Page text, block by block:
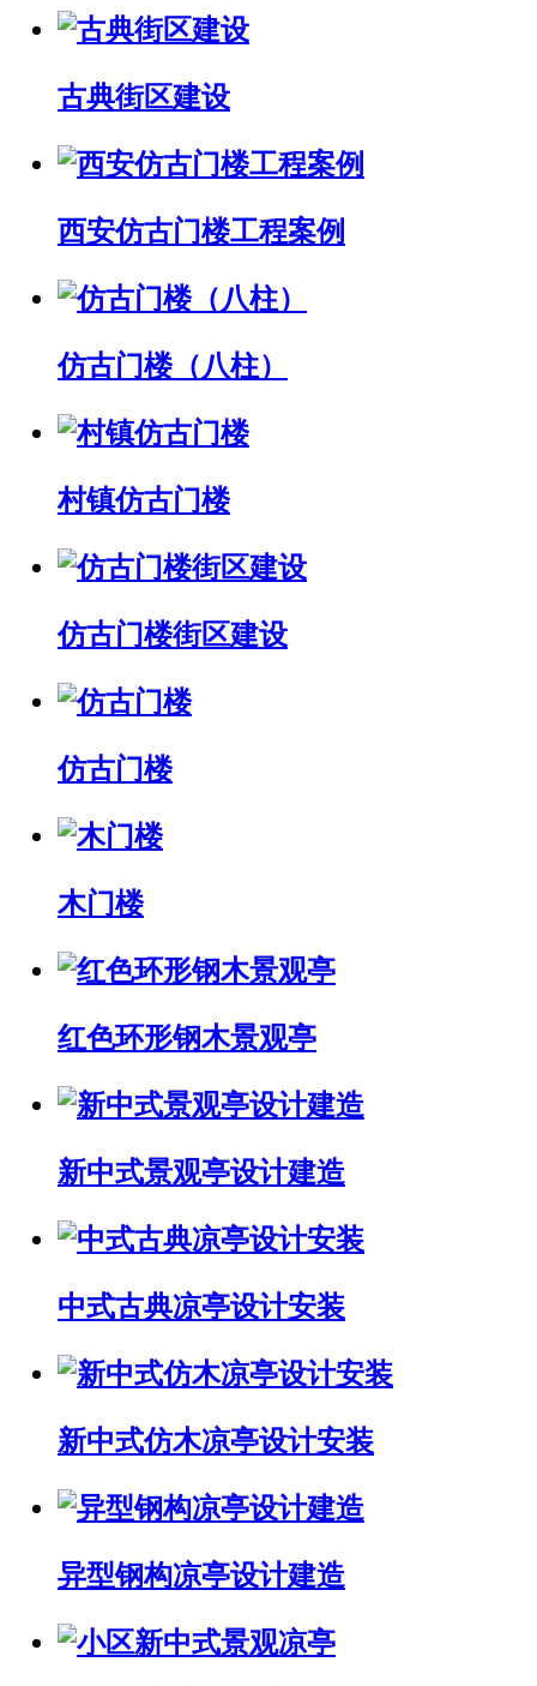
古典街区建设
西安仿古门楼工程案例
仿古门楼（八柱）
村镇仿古门楼
仿古门楼街区建设
仿古门楼
木门楼
红色环形钢木景观亭
新中式景观亭设计建造
中式古典凉亭设计安装
新中式仿木凉亭设计安装
异型钢构凉亭设计建造